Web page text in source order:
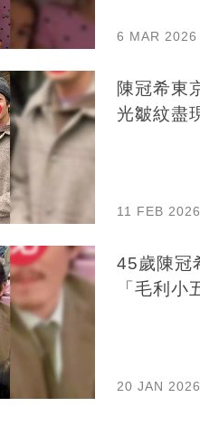
6 MAR 2026
陳冠希東
光皺紋盡
11 FEB 2026
45歲陳冠
「毛利小
20 JAN 2026